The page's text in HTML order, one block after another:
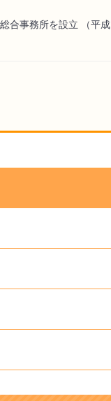
合事務所を設立 （平成